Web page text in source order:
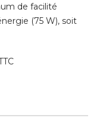
de facilité
(75 W), soit